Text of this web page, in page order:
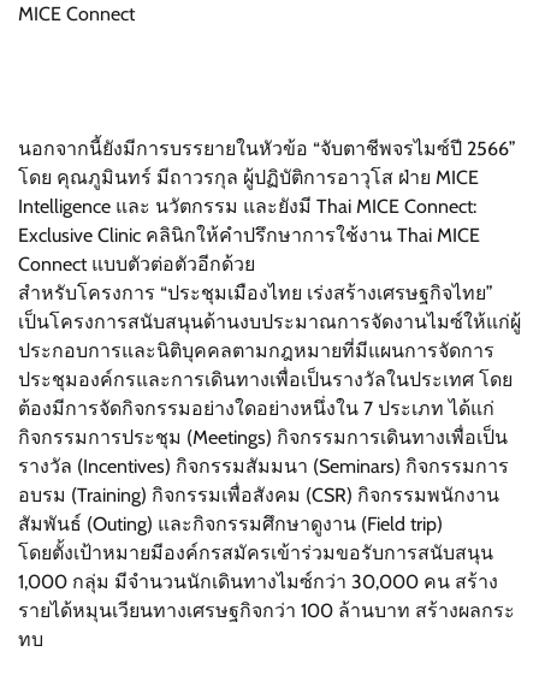
MICE Connect
นอกจากนี้ยังมีการบรรยายในหัวข้อ “จับตาชีพจรไมซ์ปี 2566”
โดย คุณภูมินทร์ มีถาวรกุล ผู้ปฏิบัติการอาวุโส ฝ่าย MICE
Intelligence และ นวัตกรรม และยังมี Thai MICE Connect:
Exclusive Clinic คลินิกให้คำปรึกษาการใช้งาน Thai MICE
Connect แบบตัวต่อตัวอีกด้วย
สำหรับโครงการ “ประชุมเมืองไทย เร่งสร้างเศรษฐกิจไทย”
เป็นโครงการสนับสนุนด้านงบประมาณการจัดงานไมซ์ให้แก่ผู้
ประกอบการและนิติบุคคลตามกฎหมายที่มีแผนการจัดการ
ประชุมองค์กรและการเดินทางเพื่อเป็นรางวัลในประเทศ โดย
ต้องมีการจัดกิจกรรมอย่างใดอย่างหนึ่งใน 7 ประเภท ได้แก่
กิจกรรมการประชุม (Meetings) กิจกรรมการเดินทางเพื่อเป็น
รางวัล (Incentives) กิจกรรมสัมมนา (Seminars) กิจกรรมการ
อบรม (Training) กิจกรรมเพื่อสังคม (CSR) กิจกรรมพนักงาน
สัมพันธ์ (Outing) และกิจกรรมศึกษาดูงาน (Field trip)
โดยตั้งเป้าหมายมีองค์กรสมัครเข้าร่วมขอรับการสนับสนุน
1,000 กลุ่ม มีจำนวนนักเดินทางไมซ์กว่า 30,000 คน สร้าง
รายได้หมุนเวียนทางเศรษฐกิจกว่า 100 ล้านบาท สร้างผลกระ
ทบ